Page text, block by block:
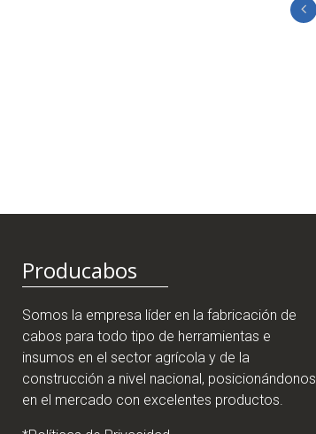
Producabos
Somos la empresa líder en la fabricación de
cabos para todo tipo de herramientas e
insumos en el sector agrícola y de la
construcción a nivel nacional, posicionándonos
en el mercado con excelentes productos.